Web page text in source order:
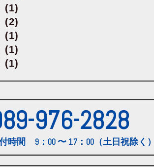
(1)
(2)
(1)
(1)
(1)
976-2828
時間 9：00 〜 17：00（土日祝除く